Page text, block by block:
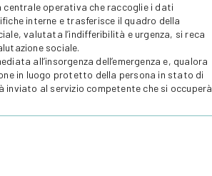
operativa che raccoglie i dati
interne e trasferisce il quadro della
valutata l’indifferibilità e urgenza, si reca
sociale.
all’insorgenza dell’emergenza e, qualora
in luogo protetto della persona in stato di
al servizio competente che si occuperà